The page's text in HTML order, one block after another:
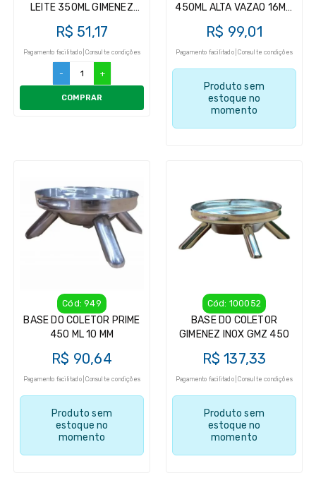
LEITE 350ML GIMENEZ
R$ 51,17
Pagamento facilitado | Consulte condições
- +
COMPRAR
450ML ALTA VAZAO 16MM
R$ 99,01
Pagamento facilitado | Consulte condições
Produto sem
estoque no
momento
Cód: 949
BASE DO COLETOR PRIME
450 ML 10 MM
R$ 90,64
Pagamento facilitado | Consulte condições
Produto sem
estoque no
momento
Cód: 100052
BASE DO COLETOR
GIMENEZ INOX GMZ 450
R$ 137,33
Pagamento facilitado | Consulte condições
Produto sem
estoque no
momento